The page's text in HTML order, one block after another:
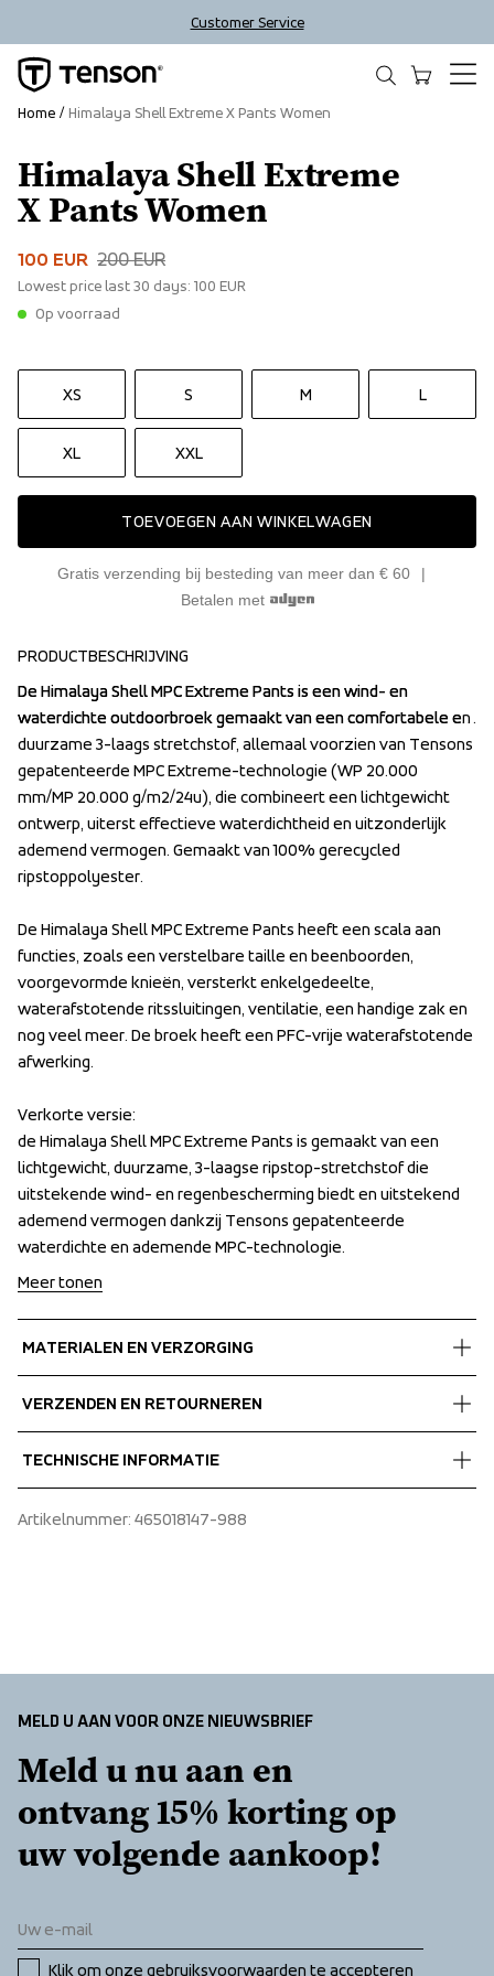
Customer Service
Himalaya Shell Extreme
X Pants Women
100 EUR 200 EUR
Lowest price last 30 days: 100 EUR
Op voorraad
XS S M L
XL XXL
TOEVOEGEN AAN WINKELWAGEN
Gratis verzending bij besteding van meer dan € 60
Betalen met
Home Himalaya Shell Extreme X Pants Women
Sale
PRODUCTBESCHRIJVING
De Himalaya Shell MPC Extreme Pants is een wind- en
waterdichte outdoorbroek gemaakt van een comfortabele en
duurzame 3-laags stretchstof, allemaal voorzien van Tensons
gepatenteerde MPC Extreme-technologie (WP 20.000
mm/MP 20.000 g/m2/24u), die combineert een lichtgewicht
ontwerp, uiterst effectieve waterdichtheid en uitzonderlijk
ademend vermogen. Gemaakt van 100% gerecycled
ripstoppolyester.
De Himalaya Shell MPC Extreme Pants heeft een scala aan
functies, zoals een verstelbare taille en beenboorden,
voorgevormde knieën, versterkt enkelgedeelte,
waterafstotende ritssluitingen, ventilatie, een handige zak en
nog veel meer. De broek heeft een PFC-vrije waterafstotende
afwerking.
Verkorte versie:
de Himalaya Shell MPC Extreme Pants is gemaakt van een
lichtgewicht, duurzame, 3-laagse ripstop-stretchstof die
uitstekende wind- en regenbescherming biedt en uitstekend
ademend vermogen dankzij Tensons gepatenteerde
waterdichte en ademende MPC-technologie.
De Himalaya Shell MPC Extreme Pants is een wind- en
waterdichte outdoorbroek gemaakt van een comfortabele en
duurzame 3-laags stretchstof, allemaal voorzien van Tensons
gepatenteerde MPC Extreme-technologie (WP 20.000
mm/MP 20.000 g/m2/24u), die combineert een lichtgewicht
ontwerp, uiterst effectieve waterdichtheid en uitzonderlijk
ademend vermogen. Gemaakt van 100% gerecycled
ripstoppolyester.
De Himalaya Shell MPC Extreme Pants heeft een scala aan
functies, zoals een verstelbare taille en beenboorden,
voorgevormde knieën, versterkt enkelgedeelte,
waterafstotende ritssluitingen, ventilatie, een handige zak en
nog veel meer. De broek heeft een PFC-vrije waterafstotende
afwerking.
Verkorte versie:
de Himalaya Shell MPC Extreme Pants is gemaakt van een
lichtgewicht, duurzame, 3-laagse ripstop-stretchstof die
uitstekende wind- en regenbescherming biedt en uitstekend
ademend vermogen dankzij Tensons gepatenteerde
waterdichte en ademende MPC-technologie.
Meer tonen
MATERIALEN EN VERZORGING
Shell fabric 1
3 Layer stretch
Rip stop
WP 20 000 mm
VERZENDEN EN RETOURNEREN
Wij verzenden met UPS die overdag bezorgt.
ontvangt.
TECHNISCHE INFORMATIE
Two front pockets with zippers, Adjustable leg ending,
Artikelnummer: 465018147-988
MELD U AAN VOOR ONZE NIEUWSBRIEF
Meld u nu aan en
ontvang 15% korting op
uw volgende aankoop!
Klik om onze gebruiksvoorwaarden te accepteren